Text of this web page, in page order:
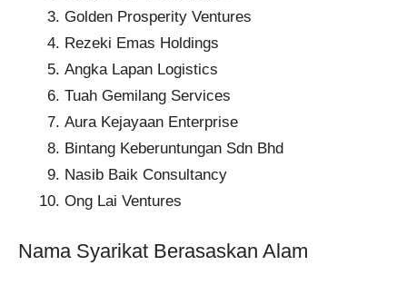
Golden Prosperity Ventures​
Rezeki Emas Holdings​
Angka Lapan Logistics​
Tuah Gemilang Services​
Aura Kejayaan Enterprise​
Bintang Keberuntungan Sdn Bhd​
Nasib Baik Consultancy​
Ong Lai Ventures​
Nama Syarikat Berasaskan Alam